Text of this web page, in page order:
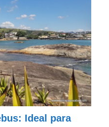
Ideal para